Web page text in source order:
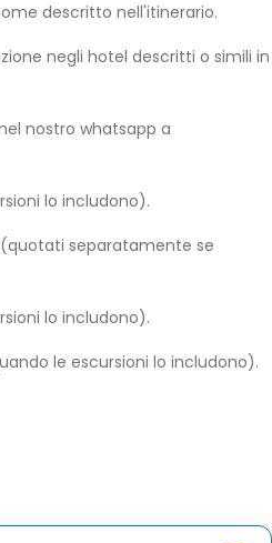
descritto nell'itinerario.
negli hotel descritti o simili in
nostro whatsapp a
lo includono).
separatamente se
lo includono).
le escursioni lo includono).